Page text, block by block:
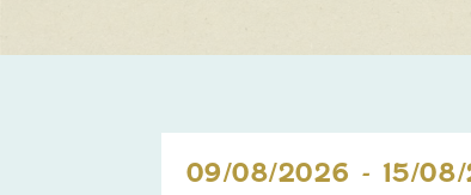
09/08/2026 - 15/